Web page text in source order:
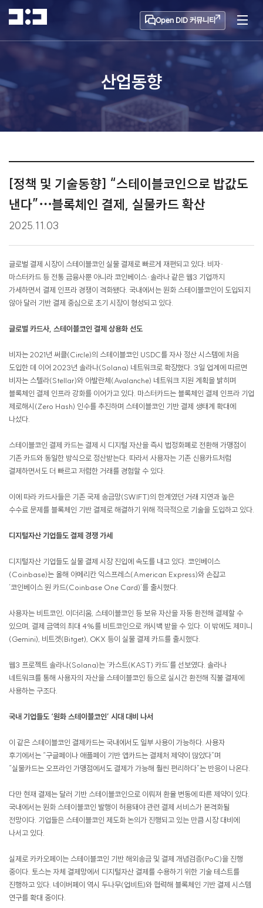
Open DID 커뮤니티
산업동향
[정책 및 기술동향] “스테이블코인으로 밥값도
낸다”⋯블록체인 결제, 실물카드 확산
2025.11.03
글로벌 결제 시장이 스테이블코인 실물 결제로 빠르게 재편되고 있다. 비자·
마스터카드 등 전통 금융사뿐 아니라 코인베이스·솔라나 같은 웹3 기업까지
가세하면서 결제 인프라 경쟁이 격화됐다. 국내에서는 원화 스테이블코인이 도입되지
않아 달러 기반 결제 중심으로 초기 시장이 형성되고 있다.
글로벌 카드사, 스테이블코인 결제 상용화 선도
비자는 2021년 써클(Circle)의 스테이블코인 USDC를 자사 정산 시스템에 처음
도입한 데 이어 2023년 솔라나(Solana) 네트워크로 확장했다. 3일 업계에 따르면
비자는 스텔라(Stellar)와 아발란체(Avalanche) 네트워크 지원 계획을 밝히며
블록체인 결제 인프라 강화를 이어가고 있다. 마스터카드는 블록체인 결제 인프라 기업
제로해시(Zero Hash) 인수를 추진하며 스테이블코인 기반 결제 생태계 확대에
나섰다.
스테이블코인 결제 카드는 결제 시 디지털 자산을 즉시 법정화폐로 전환해 가맹점이
기존 카드와 동일한 방식으로 정산받는다. 따라서 사용자는 기존 신용카드처럼
결제하면서도 더 빠르고 저렴한 거래를 경험할 수 있다.
이에 따라 카드사들은 기존 국제 송금망(SWIFT)의 한계였던 거래 지연과 높은
수수료 문제를 블록체인 기반 결제로 해결하기 위해 적극적으로 기술을 도입하고 있다.
디지털자산 기업들도 결제 경쟁 가세
디지털자산 기업들도 실물 결제 시장 진입에 속도를 내고 있다. 코인베이스
(Coinbase)는 올해 아메리칸 익스프레스(American Express)와 손잡고
‘코인베이스 원 카드(Coinbase One Card)’를 출시했다.
사용자는 비트코인, 이더리움, 스테이블코인 등 보유 자산을 자동 환전해 결제할 수
있으며, 결제 금액의 최대 4%를 비트코인으로 캐시백 받을 수 있다. 이 밖에도 제미니
(Gemini), 비트겟(Bitget), OKX 등이 실물 결제 카드를 출시했다.
웹3 프로젝트 솔라나(Solana)는 ‘카스트(KAST) 카드’를 선보였다. 솔라나
네트워크를 통해 사용자의 자산을 스테이블코인 등으로 실시간 환전해 직불 결제에
사용하는 구조다.
국내 기업들도 ‘원화 스테이블코인’ 시대 대비 나서
이 같은 스테이블코인 결제카드는 국내에서도 일부 사용이 가능하다. 사용자
후기에서는 “구글페이나 애플페이 기반 앱카드는 결제처 제약이 많았다”며
“실물카드는 오프라인 가맹점에서도 결제가 가능해 훨씬 편리하다”는 반응이 나온다.
다만 현재 결제는 달러 기반 스테이블코인으로 이뤄져 환율 변동에 따른 제약이 있다.
국내에서는 원화 스테이블코인 발행이 허용돼야 관련 결제 서비스가 본격화될
전망이다. 기업들은 스테이블코인 제도화 논의가 진행되고 있는 만큼 시장 대비에
나서고 있다.
실제로 카카오페이는 스테이블코인 기반 해외송금 및 결제 개념검증(PoC)을 진행
중이다. 토스는 자체 결제망에서 디지털자산 결제를 수용하기 위한 기술 테스트를
진행하고 있다. 네이버페이 역시 두나무(업비트)와 협력해 블록체인 기반 결제 시스템
연구를 확대 중이다.